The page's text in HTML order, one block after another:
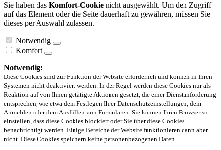
Sie haben das Komfort-Cookie nicht ausgewählt. Um den Zugriff
auf das Element oder die Seite dauerhaft zu gewähren, müssen Sie
dieses per Auswahl zulassen.
Notwendig
Komfort
Notwendig:
Diese Cookies sind zur Funktion der Website erforderlich und können in Ihren
Systemen nicht deaktiviert werden. In der Regel werden diese Cookies nur als
Reaktion auf von Ihnen getätigte Aktionen gesetzt, die einer Dienstanforderung
entsprechen, wie etwa dem Festlegen Ihrer Datenschutzeinstellungen, dem
Anmelden oder dem Ausfüllen von Formularen. Sie können Ihren Browser so
einstellen, dass diese Cookies blockiert oder Sie über diese Cookies
benachrichtigt werden. Einige Bereiche der Website funktionieren dann aber
nicht. Diese Cookies speichern keine personenbezogenen Daten.